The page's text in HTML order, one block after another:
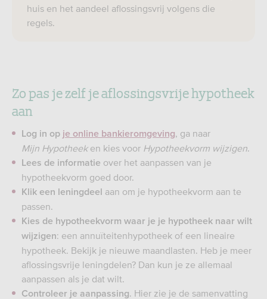
huis en het aandeel aflossingsvrij volgens die
regels.
Zo pas je zelf je aflossingsvrije hypotheek
aan
Log in op je online bankieromgeving, ga naar
Mijn Hypotheeken kies voor Hypotheekvorm wijzigen.
Lees de informatie over het aanpassen van je
hypotheekvorm goed door.
Klik een leningdeel
aan om je hypotheekvorm aan te
passen.
Kies de hypotheekvorm waar je je hypotheek naar wilt
wijzigen: een annuïteitenhypotheek of een lineaire
hypotheek. Bekijk je nieuwe maandlasten. Heb je meer
aflossingsvrije leningdelen? Dan kun je ze allemaal
aanpassen als je dat wilt.
Controleer je aanpassing. Hier zie je de samenvatting